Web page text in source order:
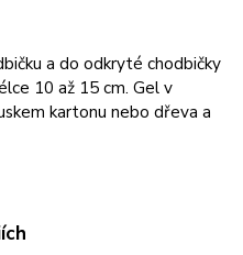
a do odkryté chodbičky
10 až 15 cm. Gel v
kartonu nebo dřeva a